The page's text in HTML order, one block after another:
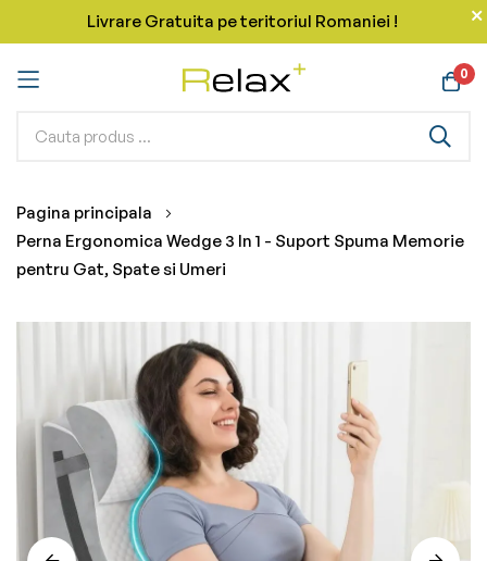
Livrare Gratuita pe teritoriul Romaniei !
0
Mergeti
la
Continut
Pagina principala
Perna Ergonomica Wedge 3 In 1 - Suport Spuma Memorie
pentru Gat, Spate si Umeri
end
images
gallery